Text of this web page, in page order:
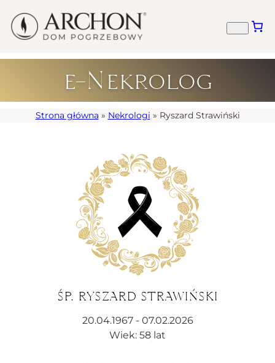
e-Nekrolog
Strona główna » Nekrologi » Ryszard Strawiński
ŚP. RYSZARD STRAWIŃSKI
20.04.1967 - 07.02.2026
Wiek: 58 lat